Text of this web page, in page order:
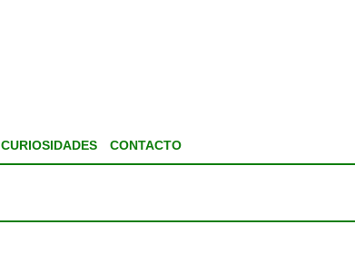
CURIOSIDADES CONTACTO